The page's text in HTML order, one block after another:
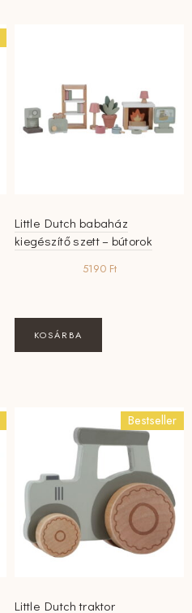
Little Dutch babaház
kiegészítő szett – bútorok
5190 Ft
KOSÁRBA
Bestseller
Little Dutch traktor